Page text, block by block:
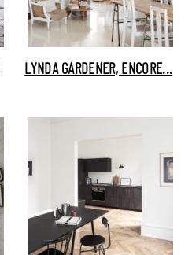
LYNDA GARDENER, ENCORE...